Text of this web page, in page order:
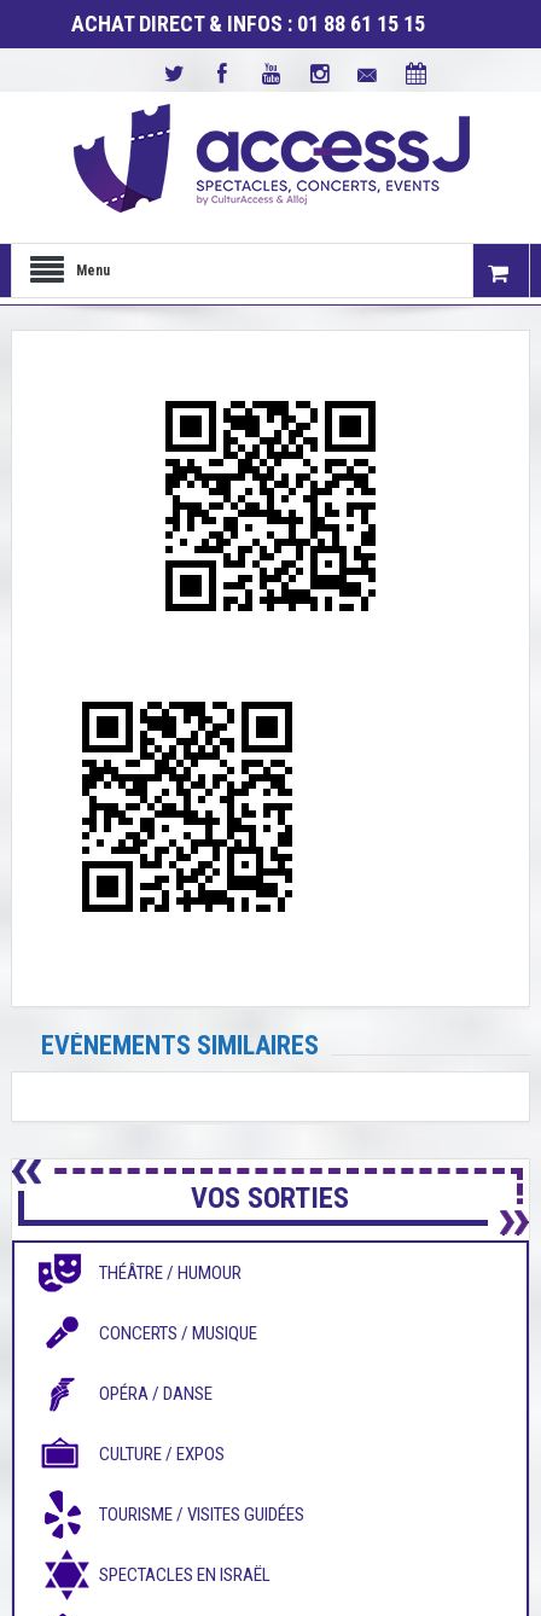
ACHAT DIRECT & INFOS : 01 88 61 15 15
Menu
EVÉNEMENTS SIMILAIRES
VOS SORTIES
THÉÂTRE / HUMOUR
CONCERTS / MUSIQUE
OPÉRA / DANSE
CULTURE / EXPOS
TOURISME / VISITES GUIDÉES
SPECTACLES EN ISRAËL